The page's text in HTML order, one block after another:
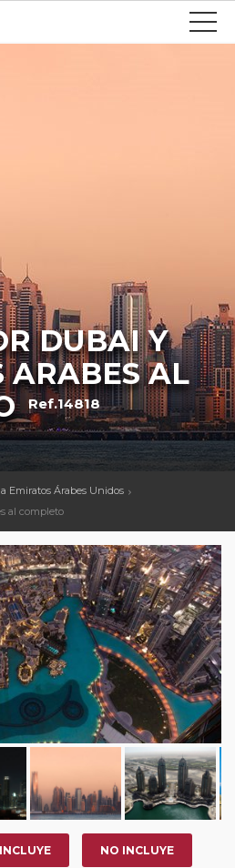
DUBAI Y
ARABES AL
Ref.14818
Emiratos Árabes Unidos
al completo
INCLUYE NO INCLUYE